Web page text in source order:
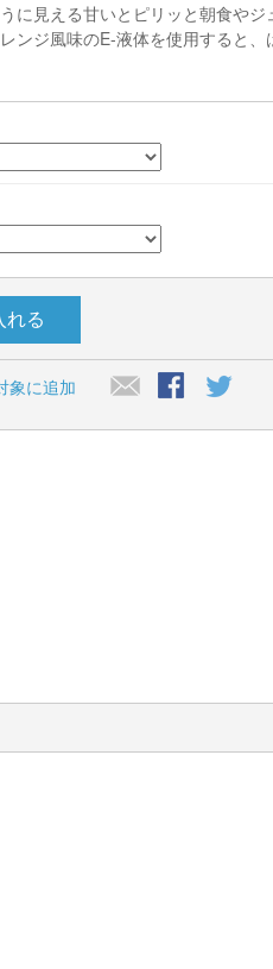
に見える甘いとピリッと朝食やジ
ンジ風味のE-液体を使用すると
れる
象に追加